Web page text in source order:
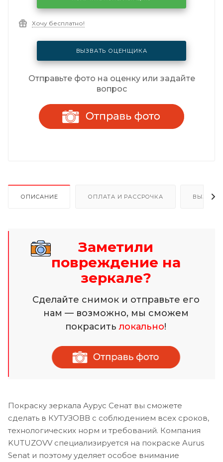
Хочу бесплатно!
ВЫЗВАТЬ ОЦЕНЩИКА
Отправьте фото на оценку или задайте
вопрос
ОПИСАНИЕ ОПЛАТА И РАССРОЧКА ВЫЗОВ
Заметили
повреждение на
зеркале?
Сделайте снимок и отправьте его
нам — возможно, мы сможем
покраситьлокально!
Покраску зеркала Аурус Сенат вы сможете
сделать в КУТУЗОВВ с соблюдением всех сроков,
технологических норм и требований. Компания
KUTUZOVV специализируется на покраске Aurus
Senat и поэтому уделяет особое внимание